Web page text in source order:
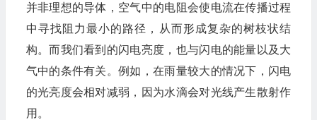
并非理想的导体，空气中的电阻会使电流在传播过程
中寻找阻力最小的路径，从而形成复杂的树枝状结
构。而我们看到的闪电亮度，也与闪电的能量以及大
气中的条件有关。例如，在雨量较大的情况下，闪电
的光亮度会相对减弱，因为水滴会对光线产生散射作
用。